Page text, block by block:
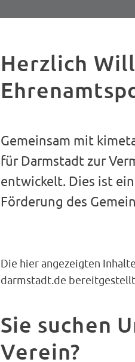
Herzlich
Gemeinsam mit
für Darmstadt zur
entwickelt. Dies ist
Förderung des
Die hier angezeigten
darmstadt.de
Sie suchen
Verein?